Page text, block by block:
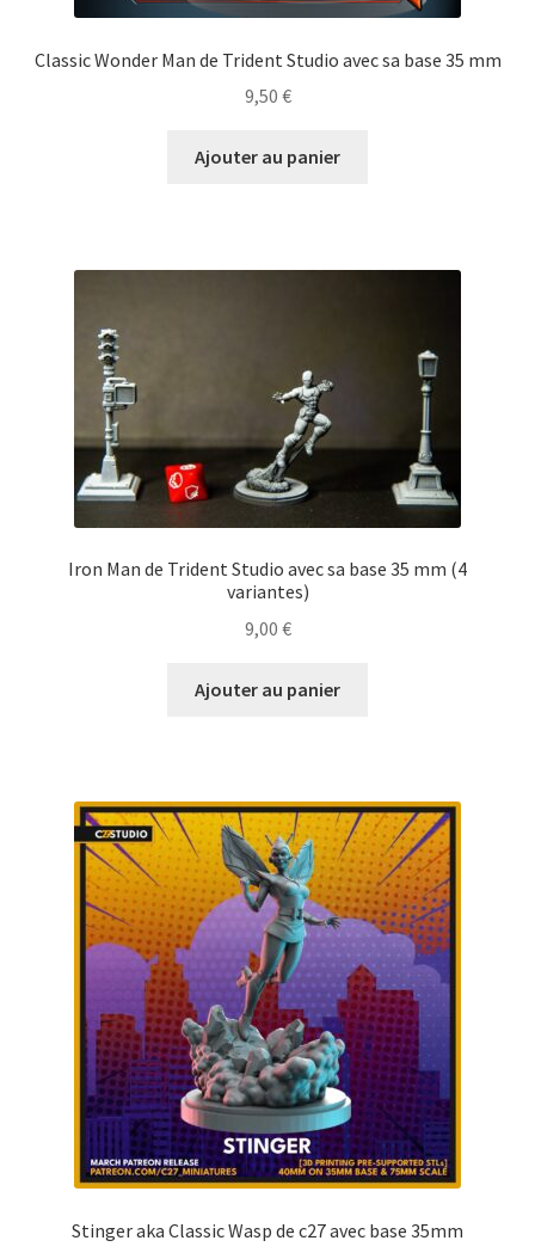
Classic Wonder Man de Trident Studio avec sa base 35 mm
9,50 €
Ajouter au panier
Iron Man de Trident Studio avec sa base 35 mm (4
variantes)
9,00 €
Ajouter au panier
Stinger aka Classic Wasp de c27 avec base 35mm